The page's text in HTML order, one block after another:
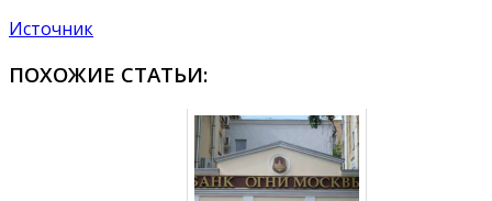
Источник
ПОХОЖИЕ СТАТЬИ: